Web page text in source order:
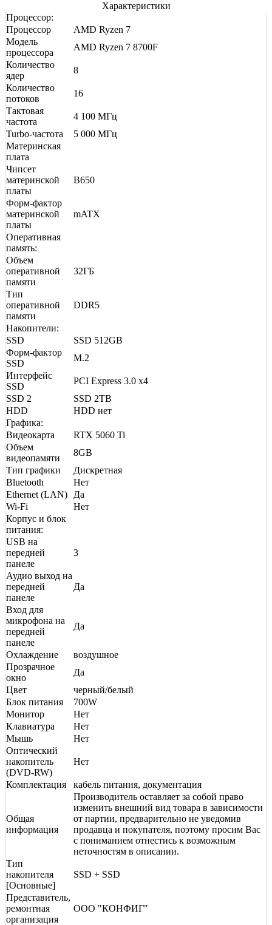
Характеристики
Процессор:
Процессор
AMD Ryzen 7
Модель
процессора
AMD Ryzen 7 8700F
Количество
ядер
8
Количество
потоков
16
Тактовая
частота
4 100 МГц
Turbo-частота
5 000 МГц
Материнская
плата
Чипсет
материнской
платы
B650
Форм-фактор
материнской
платы
mATX
Оперативная
память:
Объем
оперативной
памяти
32ГБ
Тип
оперативной
памяти
DDR5
Накопители:
SSD
SSD 512GB
Форм-фактор
SSD
M.2
Интерфейс
SSD
PCI Express 3.0 x4
SSD 2
SSD 2TB
HDD
HDD нет
Графика:
Видеокарта
RTX 5060 Ti
Объем
видеопамяти
8GB
Тип графики
Дискретная
Bluetooth
Нет
Ethernet (LAN)
Да
Wi-Fi
Нет
Корпус и блок
питания:
USB на
передней
панеле
3
Аудио выход на
передней
панеле
Да
Вход для
микрофона на
передней
панеле
Да
Охлаждение
воздушное
Прозрачное
окно
Да
Цвет
черный/белый
Блок питания
700W
Монитор
Нет
Клавиатура
Нет
Мышь
Нет
Оптический
накопитель
(DVD-RW)
Нет
Комплектация кабель питания, документация
Общая
информация
Производитель оставляет за собой право
изменить внешний вид товара в зависимости
от партии, предварительно не уведомив
продавца и покупателя, поэтому просим Вас
с пониманием отнестись к возможным
неточностям в описании.
Тип
накопителя
[Основные]
SSD + SSD
Представитель,
ремонтная
организация
ООО "КОНФИГ"